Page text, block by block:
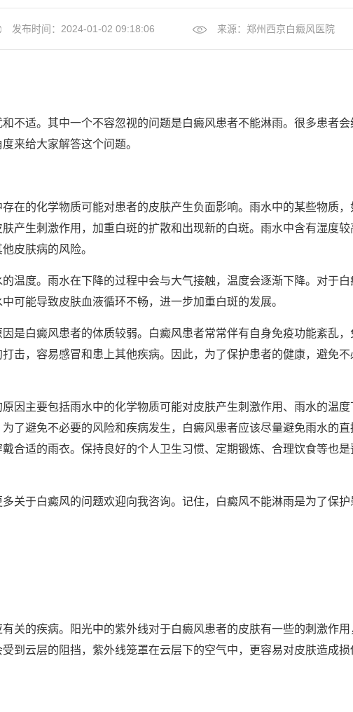
发布时间：2024-01-02 09:18:06 来源： 郑州西京白癜风医院
适。其中一个不容忽视的问题是白癜风患者不能淋雨。很多患者会
来给大家解答这个问题。
的化学物质可能对患者的皮肤产生负面影响。雨水中的某些物质，
产生刺激作用，加重白斑的扩散和出现新的白斑。雨水中含有湿度
皮肤病的风险。
度。雨水在下降的过程中会与大气接触，温度会逐渐下降。对于白
可能导致皮肤血液循环不畅，进一步加重白斑的发展。
白癜风患者的体质较弱。白癜风患者常常伴有自身免疫功能紊乱，
击，容易感冒和患上其他疾病。因此，为了保护患者的健康，避免
主要包括雨水中的化学物质可能对皮肤产生刺激作用、雨水的温度
了避免不必要的风险和疾病发生，白癜风患者应该尽量避免雨水的
合适的雨衣。保持良好的个人卫生习惯、定期锻炼、合理饮食等也
于白癜风的问题欢迎向我咨询。记住，白癜风不能淋雨是为了保护
的疾病。阳光中的紫外线对于白癜风患者的皮肤有一些的刺激作用
到云层的阻挡，紫外线笼罩在云层下的空气中，更容易对皮肤造成损